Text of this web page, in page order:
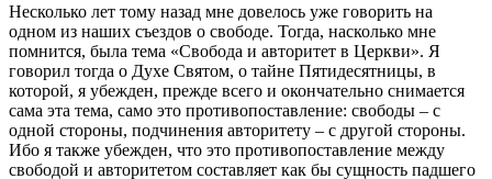
Несколько лет тому назад мне довелось уже говорить на
одном из наших съездов о свободе. Тогда, насколько мне
помнится, была тема «Свобода и авторитет в Церкви». Я
говорил тогда о Духе Святом, о тайне Пятидесятницы, в
которой, я убежден, прежде всего и окончательно снимается
сама эта тема, само это противопоставление: свободы – с
одной стороны, подчинения авторитету – с другой стороны.
Ибо я также убежден, что это противопоставление между
свободой и авторитетом составляет как бы сущность падшего